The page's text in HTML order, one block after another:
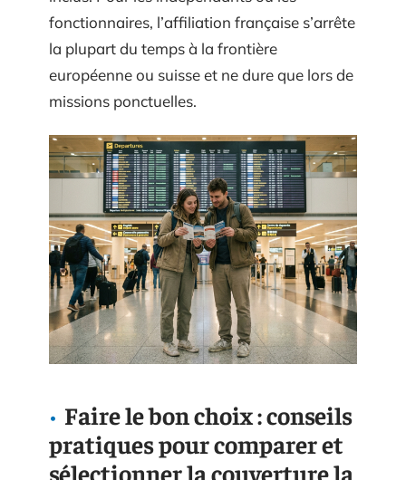
fonctionnaires, l’affiliation française s’arrête
la plupart du temps à la frontière
européenne ou suisse et ne dure que lors de
missions ponctuelles.
Faire le bon choix : conseils
pratiques pour comparer et
sélectionner la couverture la